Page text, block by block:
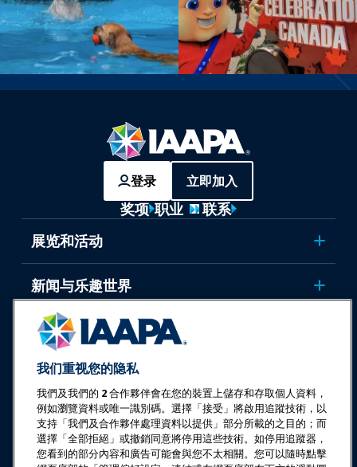
登录 立即加入
奖项 职业
联系
展览和活动
新闻与乐趣世界
教育
安全与保障
倡导
我们重视您的隐私
我們及我們的 2合作夥伴會在您的裝置上儲存和存取個人資料，
例如瀏覽資料或唯一識別碼。選擇「接受」將啟用追蹤技術，以
支持「我們及合作夥伴處理資料以提供」部分所載的之目的；而
選擇「全部拒絕」或撤銷同意將停用這些技術。如停用追蹤器，
您看到的部分內容和廣告可能會與您不太相關。您可以隨時點擊